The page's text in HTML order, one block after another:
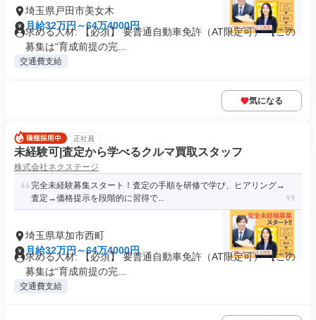
埼玉県戸田市美女木
月給32万円～64万4000円
求める人材: 【必須】 要普通自動車免許（AT限定可） 【この
募集は“育成前提の完...
交通費支給
気になる
正社員
未経験可|査定から学べるクルマ買取スタッフ
株式会社ネクステージ
完全未経験募集スタート！査定の手順を研修で学び、ヒアリング→
査定→価格提示を段階的に習得で...
埼玉県草加市西町
月給32万円～64万4000円
求める人材: 【必須】 要普通自動車免許（AT限定可） 【この
募集は“育成前提の完...
交通費支給